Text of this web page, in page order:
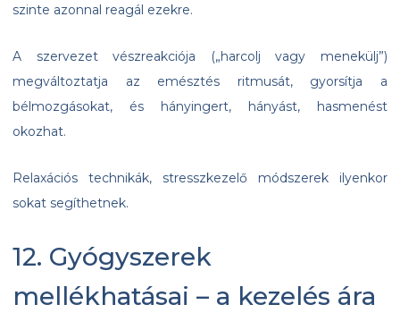
szinte azonnal reagál ezekre.
A szervezet vészreakciója („harcolj vagy menekülj”)
megváltoztatja az emésztés ritmusát, gyorsítja a
bélmozgásokat, és hányingert, hányást, hasmenést
okozhat.
Relaxációs technikák, stresszkezelő módszerek ilyenkor
sokat segíthetnek.
12. Gyógyszerek
mellékhatásai – a kezelés ára